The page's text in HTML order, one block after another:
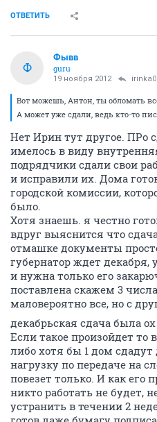
ОТВЕТИТЬ
Ф
Фывв
guru
19 ноября 2012
Вот можешь, Антон, ты обломать
А может уже сдали, ведь кто-то
Нет Ирин тут другое. ПРо
имелось в виду
подрядчики сдали свои
и исправили их. Дома
городской комиссии,
было.
Хотя знаешь. я честно
вдруг выяснится что
отмашке документы
губернатор ждет декабря,
и нужна только его
поставлена скажем 3
маловероятно все, но с
декабрьская сдача была
Если такое произойдет то
либо хотя бы 1 дом
нагрузку по передаче на
повезет только. И как его
никто работать не будет,
устранить в течении 2